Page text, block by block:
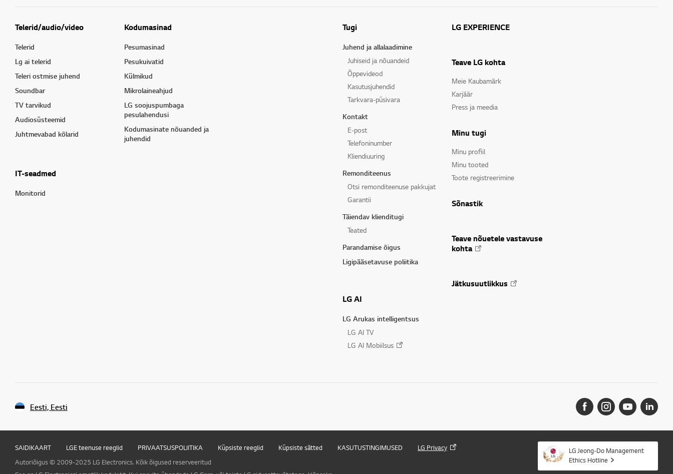
Telerid/audio/video
Telerid
Lg ai telerid
Teleri ostmise juhend
Soundbar
TV tarvikud
Audiosüsteemid
Juhtmevabad kõlarid
Kodumasinad
Pesumasinad
Pesukuivatid
Külmikud
Mikrolaineahjud
LG soojuspumbaga
pesulahendusi
Kodumasinate nõuanded ja
juhendid
IT-seadmed
Monitorid
Tugi
Juhend ja allalaadimine
Juhiseid ja nõuandeid
Õppevideod
Kasutusjuhendid
Tarkvara-püsivara
Kontakt
E-post
Telefoninumber
Kliendiuuring
Remonditeenus
Otsi remonditeenuse pakkujat
Garantii
Täiendav klienditugi
Teated
Parandamise õigus
Ligipääsetavuse poliitika
LG AI
LG Arukas intelligentsus
LG AI TV
LG AI Mobiilsus
LG EXPERIENCE
Teave LG kohta
Meie Kaubamärk
Karjäär
Press ja meedia
Minu tugi
Minu profiil
Minu tooted
Toote registreerimine
Sõnastik
Teave nõuetele vastavuse
kohta
Jätkusuutlikkus
Eesti, Eesti
SAIDIKAART LGE teenuse reeglid PRIVAATSUSPOLIITIKA Küpsiste reeglid Küpsiste sätted KASUTUSTINGIMUSED
LG Privacy
Autoriõigus © 2009-2025 LG Electronics. Kõik õigused reserveeritud
LG Jeong-Do Management
Ethics Hotline